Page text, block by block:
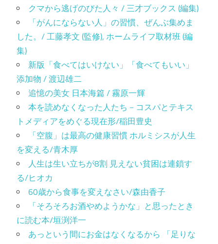
クマから逃げのびた人々 / 三才ブックス (編集)
「がんにならない人」の習慣、ぜんぶ集めま
した。/ 工藤孝文 (監修), ホームライフ取材班 (編
集)
新版「食べてはいけない」「食べてもいい」
添加物 / 渡辺雄二
追憶の美女 日本海篇 / 霧原一輝
本を読めなくなった人たち－コスパとテキス
トメディアをめぐる現在形/稲田豊史
「空腹」は最高の健康習慣 ホルミシスが人生
を変える/青木厚
人生は生い立ちが8割 見えない貧困は連鎖す
る/ヒオカ
60歳から食事を変えなさい/森由香子
「そろそろお酒やめようかな」と思ったとき
に読む本/垣渕洋一
あっという間にお金はなくなるから 「足りな